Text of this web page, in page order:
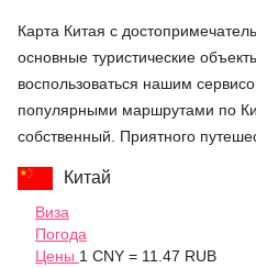
Карта Китая с
основные туристические
воспользоваться нашим
популярными маршрутами по
собственный. Приятного
Китай
Виза
Погода
Цены 1 CNY = 11.47 RUB